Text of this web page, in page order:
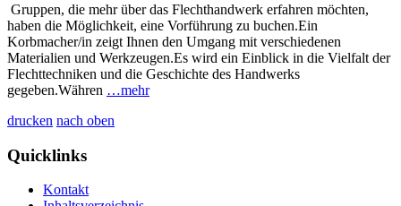
Gruppen, die mehr über das Flechthandwerk erfahren möchten,
haben die Möglichkeit, eine Vorführung zu buchen.Ein
Korbmacher/in zeigt Ihnen den Umgang mit verschiedenen
Materialien und Werkzeugen.Es wird ein Einblick in die Vielfalt der
Flechttechniken und die Geschichte des Handwerks
gegeben.Währen …mehr
drucken nach oben
Quicklinks
Kontakt